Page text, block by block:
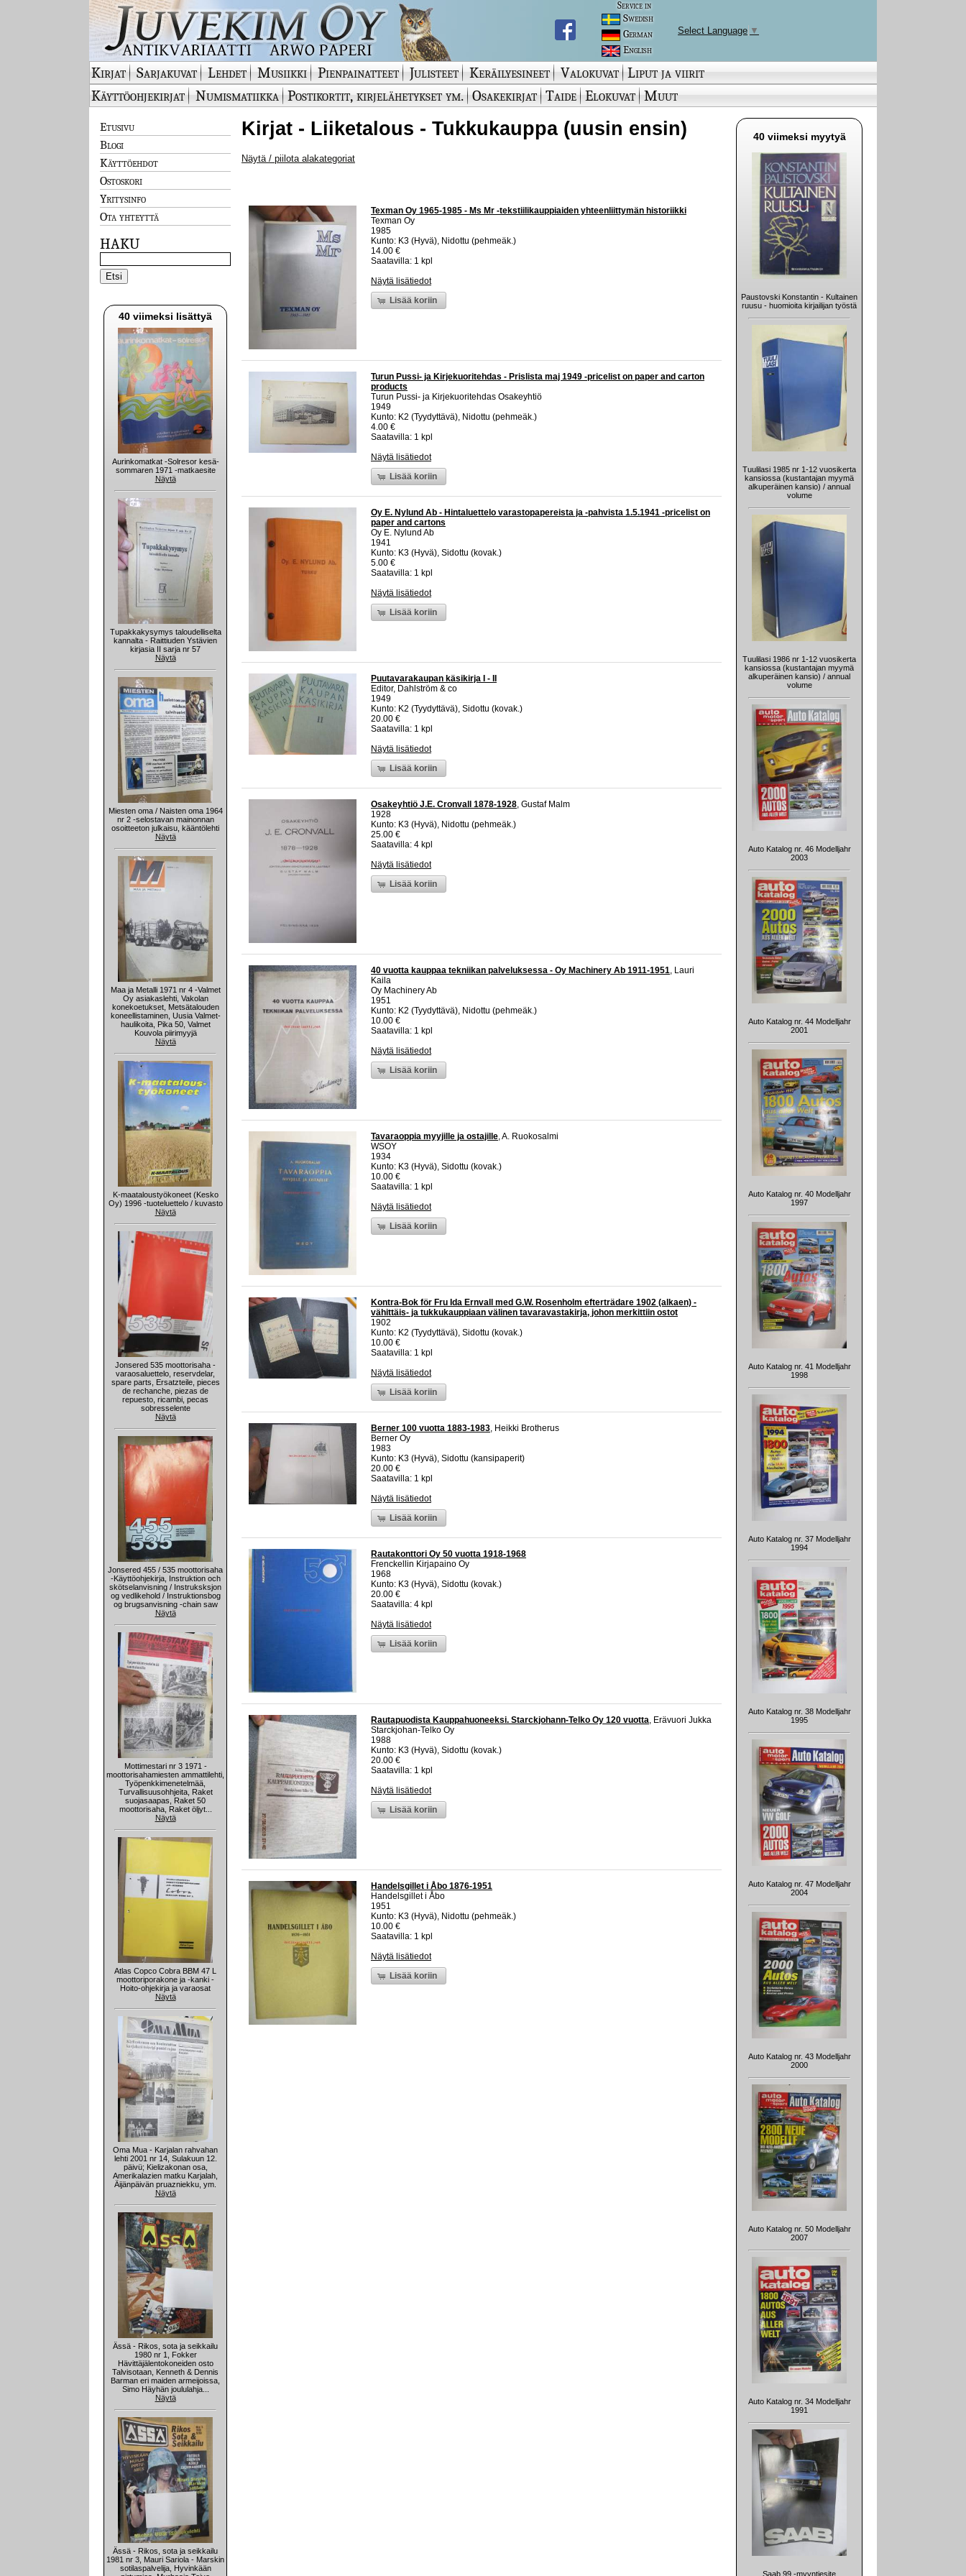
Service in
Swedish
German
English
Select Language ▼
Kirjat Sarjakuvat Lehdet Musiikki Pienpainatteet Julisteet Keräilyesineet Valokuvat Liput ja viirit
Käyttöohjekirjat
Numismatiikka Postikortit, kirjelähetykset ym. Osakekirjat Taide Elokuvat Muut
Etusivu
Blogi
Käyttöehdot
Ostoskori
Yritysinfo
Ota yhteyttä
HAKU
40 viimeksi lisättyä
Aurinkomatkat -Solresor kesä-
sommaren 1971 -matkaesite
Näytä
Tupakkakysymys taloudelliselta
kannalta - Raittiuden Ystävien
kirjasia II sarja nr 57
Näytä
Miesten oma / Naisten oma 1964
nr 2 -selostavan mainonnan
osoitteeton julkaisu, kääntölehti
Näytä
Maa ja Metalli 1971 nr 4 -Valmet
Oy asiakaslehti, Vakolan
konekoetukset, Metsätalouden
koneellistaminen, Uusia Valmet-
haulikoita, Pika 50, Valmet
Kouvola piirimyyjä
Näytä
K-maataloustyökoneet (Kesko
Oy) 1996 -tuoteluettelo / kuvasto
Näytä
Jonsered 535 moottorisaha -
varaosaluettelo, reservdelar,
spare parts, Ersatzteile, pieces
de rechanche, piezas de
repuesto, ricambi, pecas
sobresselente
Näytä
Jonsered 455 / 535 moottorisaha
-Käyttöohjekirja, Instruktion och
skötselanvisning / Instruksksjon
og vedlikehold / Instruktionsbog
og brugsanvisning -chain saw
Näytä
Mottimestari nr 3 1971 -
moottorisahamiesten ammattilehti,
Työpenkkimenetelmää,
Turvallisuusohhjeita, Raket
suojasaapas, Raket 50
moottorisaha, Raket öljyt...
Näytä
Atlas Copco Cobra BBM 47 L
moottoriporakone ja -kanki -
Hoito-ohjekirja ja varaosat
Näytä
Oma Mua - Karjalan rahvahan
lehti 2001 nr 14, Sulakuun 12.
päivü; Kielizakonan osa,
Amerikalazien matku Karjalah,
Äijänpäivän pruazniekku, ym.
Näytä
Ässä - Rikos, sota ja seikkailu
1980 nr 1, Fokker
Hävittäjälentokoneiden osto
Talvisotaan, Kenneth & Dennis
Barman eri maiden armeijoissa,
Simo Häyhän joululahja...
Näytä
Ässä - Rikos, sota ja seikkailu
1981 nr 3, Mauri Sariola - Marskin
sotilaspalvelija, Hyvinkään
Kirjat - Liiketalous - Tukkukauppa (uusin ensin)
Näytä / piilota alakategoriat
Texman Oy 1965-1985 - Ms Mr -tekstiilikauppiaiden yhteenliittymän historiikki
Texman Oy
1985
Kunto: K3 (Hyvä), Nidottu (pehmeäk.)
14.00 €
Saatavilla: 1 kpl
Näytä lisätiedot
Lisää koriin
Turun Pussi- ja Kirjekuoritehdas - Prislista maj 1949 -pricelist on paper and carton
products
Turun Pussi- ja Kirjekuoritehdas Osakeyhtiö
1949
Kunto: K2 (Tyydyttävä), Nidottu (pehmeäk.)
4.00 €
Saatavilla: 1 kpl
Näytä lisätiedot
Lisää koriin
Oy E. Nylund Ab - Hintaluettelo varastopapereista ja -pahvista 1.5.1941 -pricelist on
paper and cartons
Oy E. Nylund Ab
1941
Kunto: K3 (Hyvä), Sidottu (kovak.)
5.00 €
Saatavilla: 1 kpl
Näytä lisätiedot
Lisää koriin
Puutavarakaupan käsikirja I - II
Editor, Dahlström & co
1949
Kunto: K2 (Tyydyttävä), Sidottu (kovak.)
20.00 €
Saatavilla: 1 kpl
Näytä lisätiedot
Lisää koriin
Osakeyhtiö J.E. Cronvall 1878-1928, Gustaf Malm
1928
Kunto: K3 (Hyvä), Nidottu (pehmeäk.)
25.00 €
Saatavilla: 4 kpl
Näytä lisätiedot
Lisää koriin
40 vuotta kauppaa tekniikan palveluksessa - Oy Machinery Ab 1911-1951, Lauri
Kaila
Oy Machinery Ab
1951
Kunto: K2 (Tyydyttävä), Nidottu (pehmeäk.)
10.00 €
Saatavilla: 1 kpl
Näytä lisätiedot
Lisää koriin
Tavaraoppia myyjille ja ostajille, A. Ruokosalmi
WSOY
1934
Kunto: K3 (Hyvä), Sidottu (kovak.)
10.00 €
Saatavilla: 1 kpl
Näytä lisätiedot
Lisää koriin
Kontra-Bok för Fru Ida Ernvall med G.W. Rosenholm efterträdare 1902 (alkaen) -
vähittäis- ja tukkukauppiaan välinen tavaravastakirja, johon merkittiin ostot
1902
Kunto: K2 (Tyydyttävä), Sidottu (kovak.)
10.00 €
Saatavilla: 1 kpl
Näytä lisätiedot
Lisää koriin
Berner 100 vuotta 1883-1983, Heikki Brotherus
Berner Oy
1983
Kunto: K3 (Hyvä), Sidottu (kansipaperit)
20.00 €
Saatavilla: 1 kpl
Näytä lisätiedot
Lisää koriin
Rautakonttori Oy 50 vuotta 1918-1968
Frenckellin Kirjapaino Oy
1968
Kunto: K3 (Hyvä), Sidottu (kovak.)
20.00 €
Saatavilla: 4 kpl
Näytä lisätiedot
Lisää koriin
Rautapuodista Kauppahuoneeksi. Starckjohann-Telko Oy 120 vuotta, Erävuori Jukka
Starckjohan-Telko Oy
1988
Kunto: K3 (Hyvä), Sidottu (kovak.)
20.00 €
Saatavilla: 1 kpl
Näytä lisätiedot
Lisää koriin
Handelsgillet i Åbo 1876-1951
Handelsgillet i Åbo
1951
Kunto: K3 (Hyvä), Nidottu (pehmeäk.)
10.00 €
Saatavilla: 1 kpl
Näytä lisätiedot
Lisää koriin
40 viimeksi myytyä
Paustovski Konstantin - Kultainen
ruusu - huomioita kirjailijan työstä
Tuulilasi 1985 nr 1-12 vuosikerta
kansiossa (kustantajan myymä
alkuperäinen kansio) / annual
volume
Tuulilasi 1986 nr 1-12 vuosikerta
kansiossa (kustantajan myymä
alkuperäinen kansio) / annual
volume
Auto Katalog nr. 46 Modelljahr
2003
Auto Katalog nr. 44 Modelljahr
2001
Auto Katalog nr. 40 Modelljahr
1997
Auto Katalog nr. 41 Modelljahr
1998
Auto Katalog nr. 37 Modelljahr
1994
Auto Katalog nr. 38 Modelljahr
1995
Auto Katalog nr. 47 Modelljahr
2004
Auto Katalog nr. 43 Modelljahr
2000
Auto Katalog nr. 50 Modelljahr
2007
Auto Katalog nr. 34 Modelljahr
1991
Saab 99 -myyntiesite